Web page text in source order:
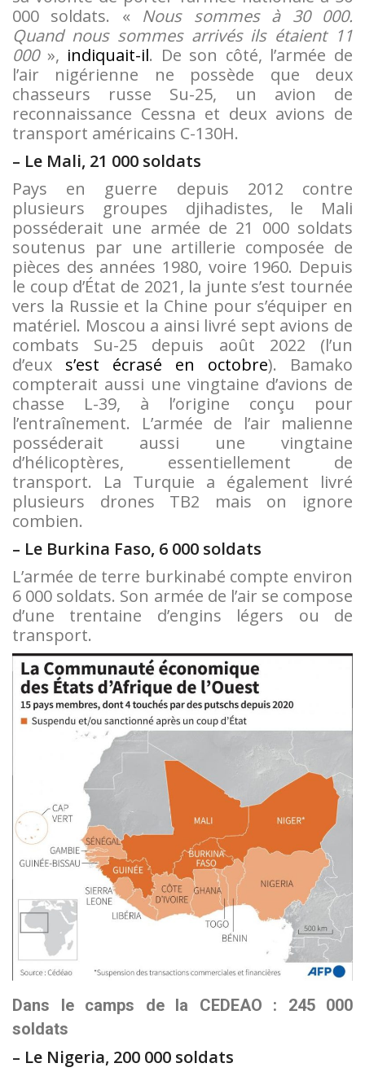
000 soldats. « Nous sommes à 30 000.
Quand nous sommes arrivés ils étaient 11
000», indiquait-il. De son côté, l’armée de
l’air nigérienne ne possède que deux
chasseurs russe Su-25, un avion de
reconnaissance Cessna et deux avions de
transport américains C-130H.
– Le Mali, 21 000 soldats
Pays en guerre depuis 2012 contre
plusieurs groupes djihadistes, le Mali
posséderait une armée de 21 000 soldats
soutenus par une artillerie composée de
pièces des années 1980, voire 1960. Depuis
le coup d’État de 2021, la junte s’est tournée
vers la Russie et la Chine pour s’équiper en
matériel. Moscou a ainsi livré sept avions de
combats Su-25 depuis août 2022 (l’un
d’eux s’est écrasé en octobre). Bamako
compterait aussi une vingtaine d’avions de
chasse L-39, à l’origine conçu pour
l’entraînement. L’armée de l’air malienne
posséderait aussi une vingtaine
d’hélicoptères, essentiellement de
transport. La Turquie a également livré
plusieurs drones TB2 mais on ignore
combien.
– Le Burkina Faso, 6 000 soldats
L’armée de terre burkinabé compte environ
6 000 soldats. Son armée de l’air se compose
d’une trentaine d’engins légers ou de
transport.
Dans le camps de la CEDEAO : 245 000
soldats
– Le Nigeria, 200 000 soldats